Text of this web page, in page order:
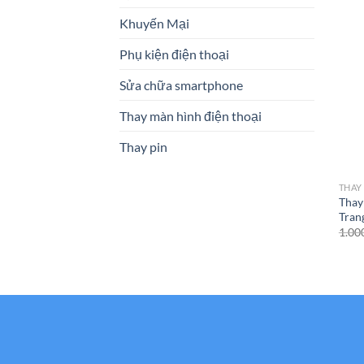
Khuyến Mại
Phụ kiện điện thoại
Sửa chữa smartphone
Thay màn hình điện thoại
Thay pin